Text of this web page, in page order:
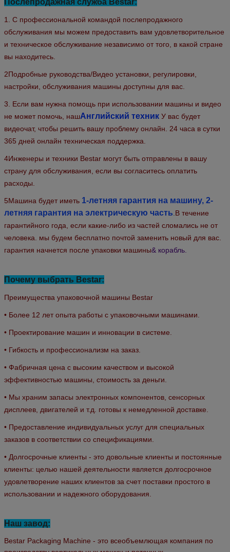
Послепродажная служба Bestar:
1. С профессиональной командой послепродажного
обслуживания мы можем предоставить вам удовлетворительное
и техническое обслуживание независимо от того, в какой стране
вы находитесь.
2Подробные руководства/Видео установки, регулировки,
настройки, обслуживания машины доступны для вас.
3. Если вам нужна помощь при использовании машины и видео
не может помочь, нашАнглийский техник У вас будет
видеочат, чтобы решить вашу проблему онлайн. 24 часа в сутки
365 дней онлайн техническая поддержка.
4Инженеры и техники Bestar могут быть отправлены в вашу
страну для обслуживания, если вы согласитесь оплатить
расходы.
5Машина будет иметь 1-летняя гарантия на машину, 2-
летняя гарантия на электрическую часть В течение
гарантийного года, если какие-либо из частей сломались не от
человека. мы будем бесплатно почтой заменить новый для вас.
гарантия начнется после упаковки машины& корабль.
Почему выбрать Bestar:
Преимущества упаковочной машины Bestar
• Более 12 лет опыта работы с упаковочными машинами.
• Проектирование машин и инновации в системе.
• Гибкость и профессионализм на заказ.
• Фабричная цена с высоким качеством и высокой
эффективностью машины, стоимость за деньги.
• Мы храним запасы электронных компонентов, сенсорных
дисплеев, двигателей и т.д. готовы к немедленной доставке.
• Предоставление индивидуальных услуг для специальных
заказов в соответствии со спецификациями.
• Долгосрочные клиенты - это довольные клиенты и постоянные
клиенты: целью нашей деятельности является долгосрочное
удовлетворение наших клиентов за счет поставки простого в
использовании и надежного оборудования.
Наш завод:
Bestar Packaging Machine - это всеобъемлющая компания по